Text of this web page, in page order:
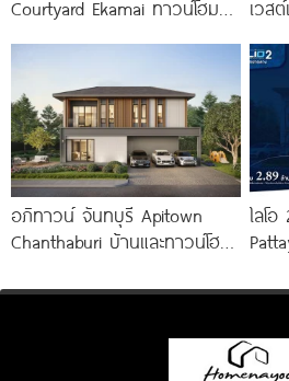
Courtyard Ekamai ทาวน์โฮมหรู
เวส
ลอย*
อภิทาวน์ จันทบุรี Apitown
Chanthaburi บ้านและทาวน์โฮม
Fitness 24
ไลโ
เดิน